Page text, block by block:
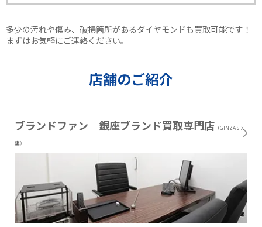
多少の汚れや傷み、破損箇所があるダイヤモンドも買取可能です！
まずはお気軽にご連絡ください。
店舗のご紹介
ブランドファン 銀座ブランド買取専門店 （GINZA SIX
裏）